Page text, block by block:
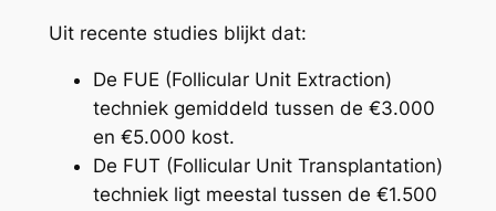
Uit recente studies blijkt dat:
De FUE (Follicular Unit Extraction)
techniek gemiddeld tussen de €3.000
en €5.000 kost.
De FUT (Follicular Unit Transplantation)
techniek ligt meestal tussen de €1.500